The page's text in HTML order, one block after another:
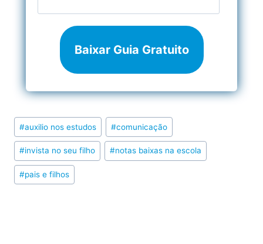
Baixar Guia Gratuito
Post
Tags:
#auxilio nos estudos #comunicação
#invista no seu filho #notas baixas na escola
#pais e filhos